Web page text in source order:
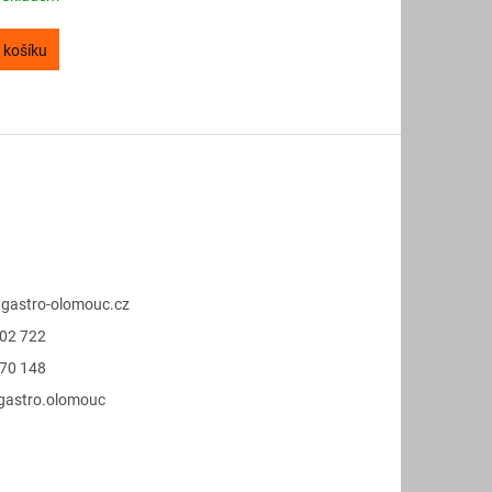
košíku
gastro-olomouc.cz
722
148